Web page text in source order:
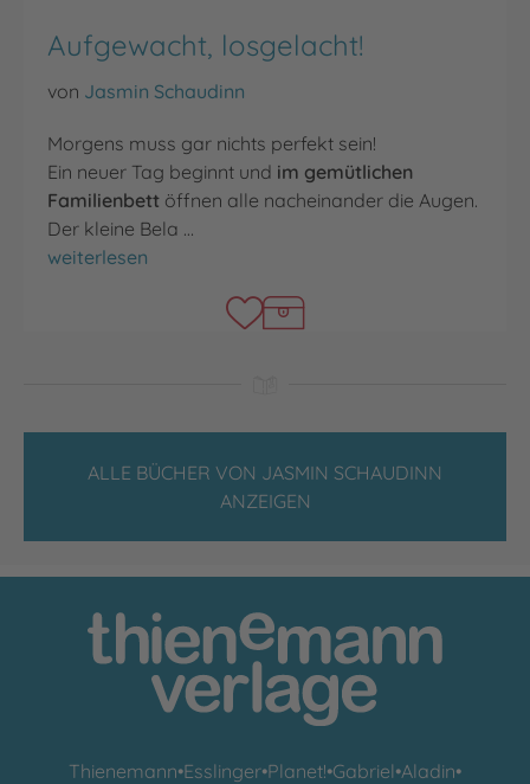
Aufgewacht, losgelacht!
von Jasmin Schaudinn
Morgens muss gar nichts perfekt sein!
Ein neuer Tag beginnt und im gemütlichen
Familienbett öffnen alle nacheinander die Augen.
Der kleine Bela …
Aufgewacht, losgelacht!
weiterlesen
ALLE BÜCHER VON JASMIN SCHAUDINN
ANZEIGEN
Thienemann•Esslinger•Planet!•Gabriel•Aladin•